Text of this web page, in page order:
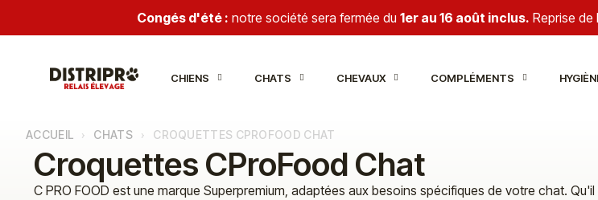
Congés d'été : notre société sera fermée du 1er au 16 août inclus. Reprise
CHIENS CHATS CHEVAUX COMPLÉMENTS
ACCUEIL CHATS CROQUETTES CPROFOOD CHAT
Croquettes CProFood Chat
C PRO FOOD est une marque Superpremium, adaptées aux besoins spécifiques de votre chat.